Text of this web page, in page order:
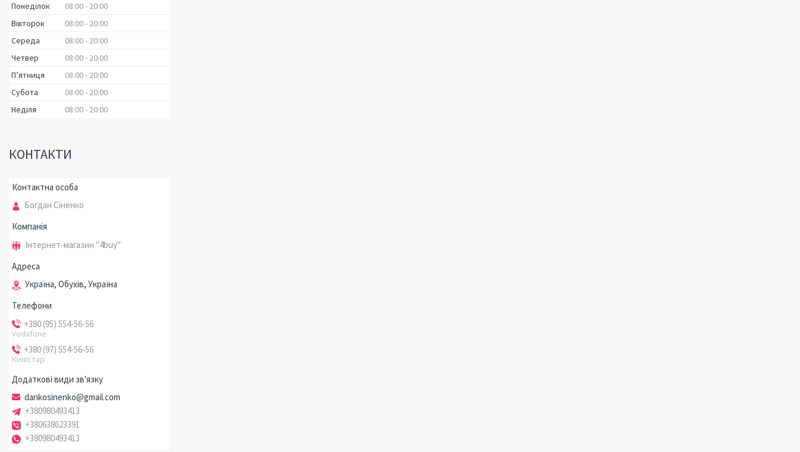
Понеділок 08:00
20:00
Вівторок
08:00
20:00
Середа
08:00
20:00
Четвер
08:00
20:00
Пʼятниця
08:00
20:00
Субота
08:00
20:00
Неділя
08:00 20:00
КОНТАКТИ
Богдан Сіненко
Інтернет-магазин "4buy"
Україна, Обухів, Україна
+380 (95) 554-56-56
Vodafone
+380 (97) 554-56-56
Київстар
dankosinenko@gmail.com
+380980493413
+380638623391
+380980493413